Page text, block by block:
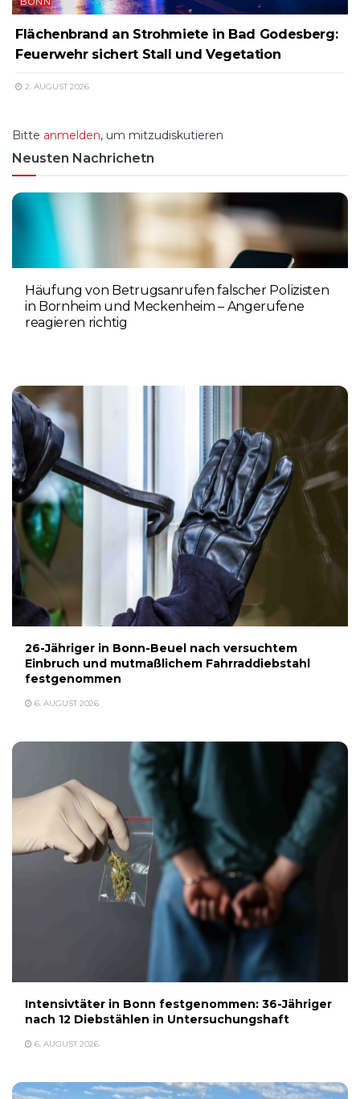
Flächenbrand an Strohmiete in Bad Godesberg:
Feuerwehr sichert Stall und Vegetation
2. AUGUST 2026
Bitte anmelden, um mitzudiskutieren
Neusten Nachrichetn
Häufung von Betrugsanrufen falscher Polizisten
in Bornheim und Meckenheim – Angerufene
reagieren richtig
26-Jähriger in Bonn-Beuel nach versuchtem
Einbruch und mutmaßlichem Fahrraddiebstahl
festgenommen
6. AUGUST 2026
Intensivtäter in Bonn festgenommen: 36-Jähriger
nach 12 Diebstählen in Untersuchungshaft
6. AUGUST 2026